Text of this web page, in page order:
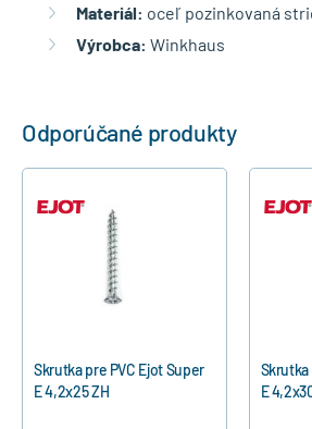
Materiál: oceľ pozinkovaná
Výrobca: Winkhaus
Odporúčané produkty
Skrutka pre PVC Ejot Super
E 4,2x25 ZH
Skrutka
E